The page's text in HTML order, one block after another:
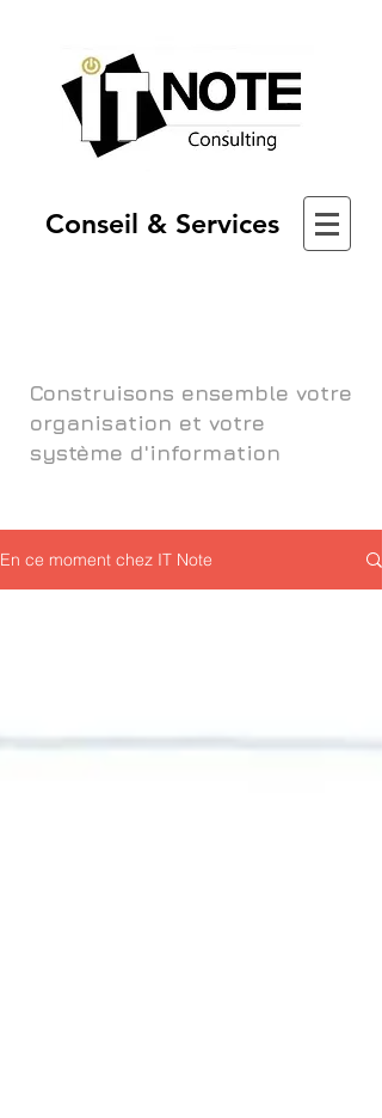
Conseil & Services
Construisons ensemble votre
organisation et votre
système d'information
En ce moment chez IT Note